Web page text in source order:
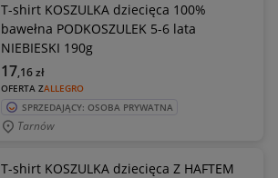
T-shirt KOSZULKA dziecięca 100%
bawełna PODKOSZULEK 5-6 lata
NIEBIESKI 190g
OFERTA ZALLEGRO
17,16zł
SPRZEDAJĄCY: OSOBA PRYWATNA
Tarnów
T-shirt KOSZULKA dziecięca Z HAFTEM